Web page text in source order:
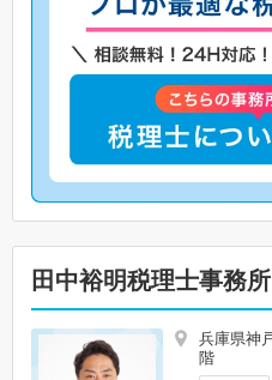
田中裕明税理士事務所
兵庫県神
階